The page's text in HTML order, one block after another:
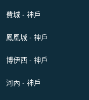
費城 - 神戶
鳳凰城 - 神戶
博伊西 - 神戶
河內 - 神戶